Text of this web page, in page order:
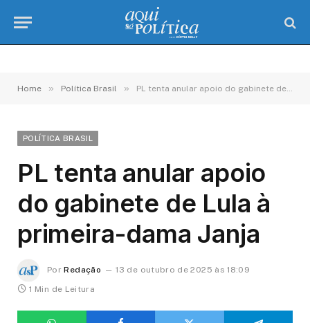
Home » Política Brasil » PL tenta anular apoio do gabinete de Lula à primeira-dama Janja
POLÍTICA BRASIL
PL tenta anular apoio
do gabinete de Lula à
primeira-dama Janja
Por Redação
13 de outubro de 2025 às 18:09
1 Min de Leitura